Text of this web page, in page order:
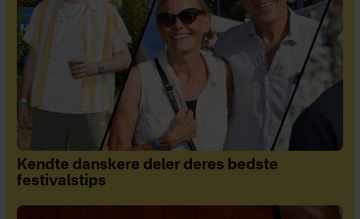
Kendte danskere deler deres bedste
festivalstips